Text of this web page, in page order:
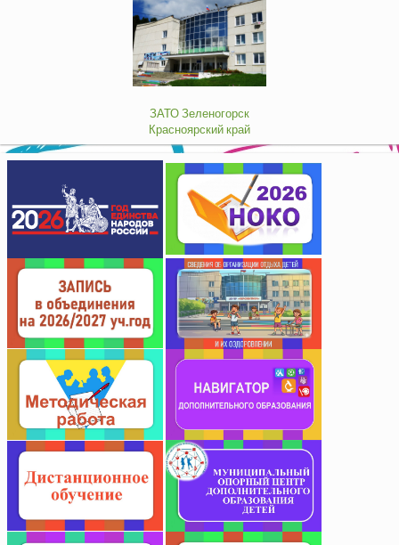
ЗАТО Зеленогорск
Красноярский край